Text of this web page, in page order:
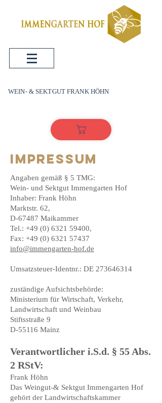
WEIN- & SEKTGUT FRANK HÖHN
IMPRESSUM
Angaben gemäß § 5 TMG:
Wein- und Sektgut Immengarten Hof
Inhaber: Frank Höhn
Marktstr. 62,
D-67487 Maikammer
Tel.: +49 (0) 6321 59400,
Fax: +49 (0) 6321 57437
info@immengarten-hof.de
Umsatzsteuer-Identnr.: DE 273646314
zuständige Aufsichtsbehörde:
Ministerium für Wirtschaft, Verkehr,
Landwirtschaft und Weinbau
Stiftsstraße 9
D-55116 Mainz
Verantwortlicher i.S.d. § 55 Abs.
2 RStV:
Frank Höhn
Das Weingut-& Sektgut Immengarten Hof
gehört der Landwirtschaftskammer